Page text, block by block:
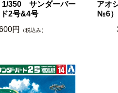
350 サンダーバー
ド2号&4号
円
（税込み）
アオ
№6）